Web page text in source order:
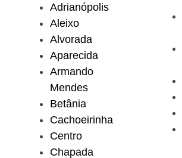
Adrianópolis
Aleixo
Alvorada
Aparecida
Armando
Mendes
Betânia
Cachoeirinha
Centro
Chapada